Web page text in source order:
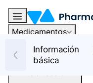
Medicamentos
RecursosInformación
básica